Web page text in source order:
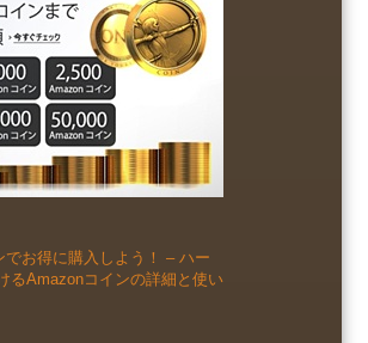
でお得に購入しよう！ – ハー
るAmazonコインの詳細と使い